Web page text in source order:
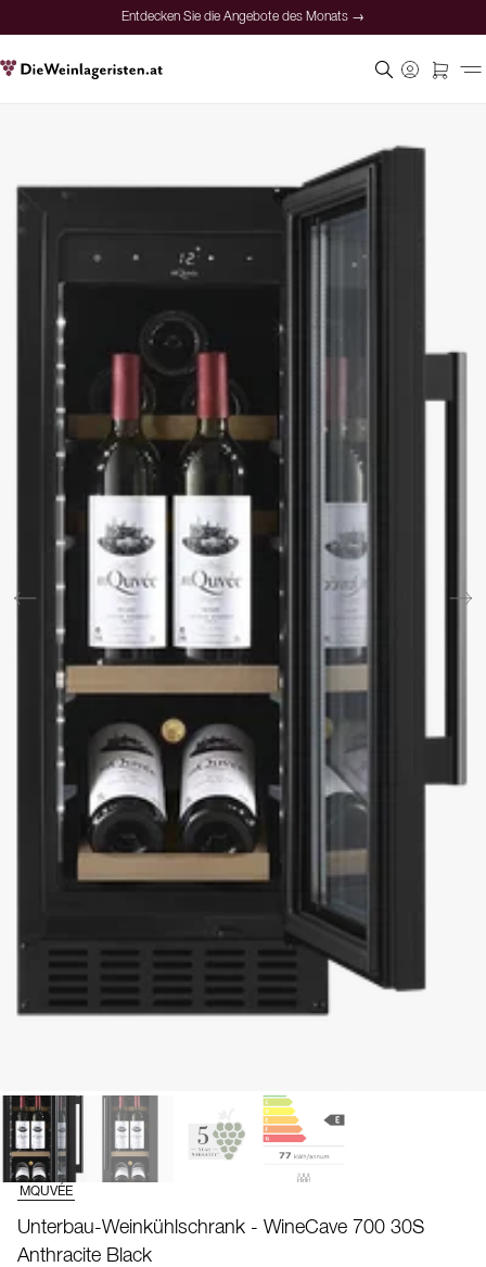
Entdecken Sie die Angebote des Monats →
MQUVÉE
Unterbau-Weinkühlschrank - WineCave 700 30S
Anthracite Black